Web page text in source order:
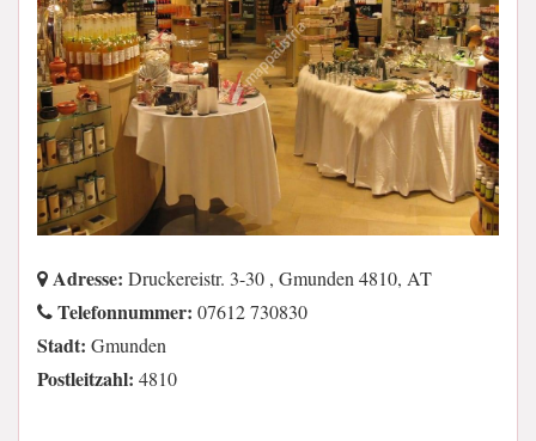
Adresse: Druckereistr. 3-30 , Gmunden 4810, AT
Telefonnummer: 07612 730830
Stadt: Gmunden
Postleitzahl: 4810